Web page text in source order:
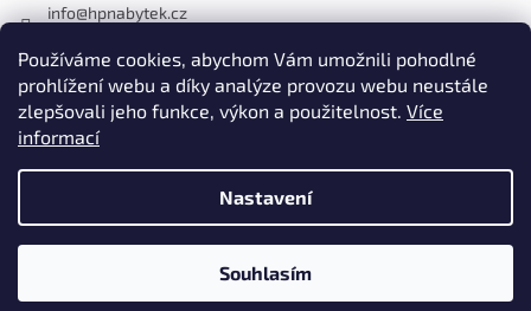
Používáme cookies, abychom Vám umožnili pohodlné
prohlížení webu a díky analýze provozu webu neustále
zlepšovali jeho funkce, výkon a použitelnost. Více
informací
Nastavení
Souhlasím
í
info@hpnabytek.cz
HP masiv nábytek
hpmasivnabytek
Vytvořil Shoptet
HP nábytek. Všechna práva vyhrazena.